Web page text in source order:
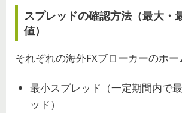
スプレッドの確認方法（最大・
値）
それぞれの海外FXブローカーのホー
最小スプレッド（一定期間内で
ッド）